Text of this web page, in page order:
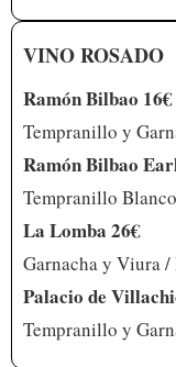
VINO ROSADO
Ramón Bilbao 16€
Tempranillo y
Ramón Bilbao
Tempranillo
La Lomba 26€
Garnacha y Viura
Palacio de
Tempranillo y